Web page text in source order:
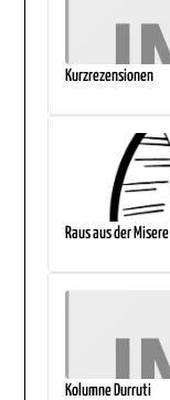
Kurzrezensionen
Raus aus der Misere
Kolumne Durruti